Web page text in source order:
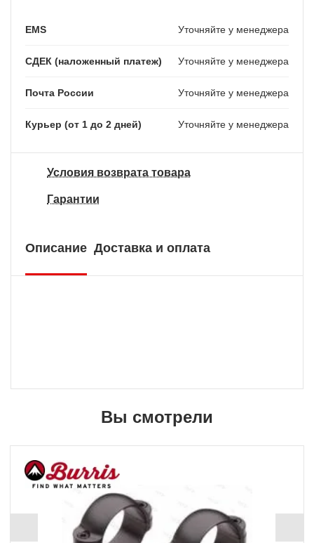
EMS Уточняйте у менеджера
СДЕК (наложенный платеж) Уточняйте у менеджера
Почта России Уточняйте у менеджера
Курьер (от 1 до 2 дней) Уточняйте у менеджера
Условия возврата товара
Гарантии
Описание Доставка и оплата
Вы смотрели